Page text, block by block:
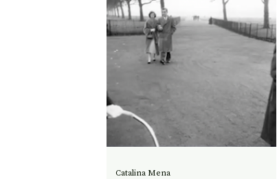
Catalina Mena